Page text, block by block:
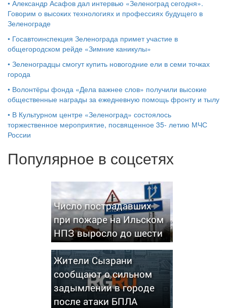
• Александр Асафов дал интервью «Зеленоград сегодня».
Говорим о высоких технологиях и профессиях будущего в
Зеленограде
• Госавтоинспекция Зеленограда примет участие в
общегородском рейде «Зимние каникулы»
• Зеленоградцы смогут купить новогодние ели в семи точках
города
• Волонтёры фонда «Дела важнее слов» получили высокие
общественные награды за ежедневную помощь фронту и тылу
• В Культурном центре «Зеленоград» состоялось
торжественное мероприятие, посвященное 35- летию МЧС
России
Популярное в соцсетях
Число пострадавших
при пожаре на Ильском
НПЗ выросло до шести
Жители Сызрани
сообщают о сильном
задымлении в городе
после атаки БПЛА